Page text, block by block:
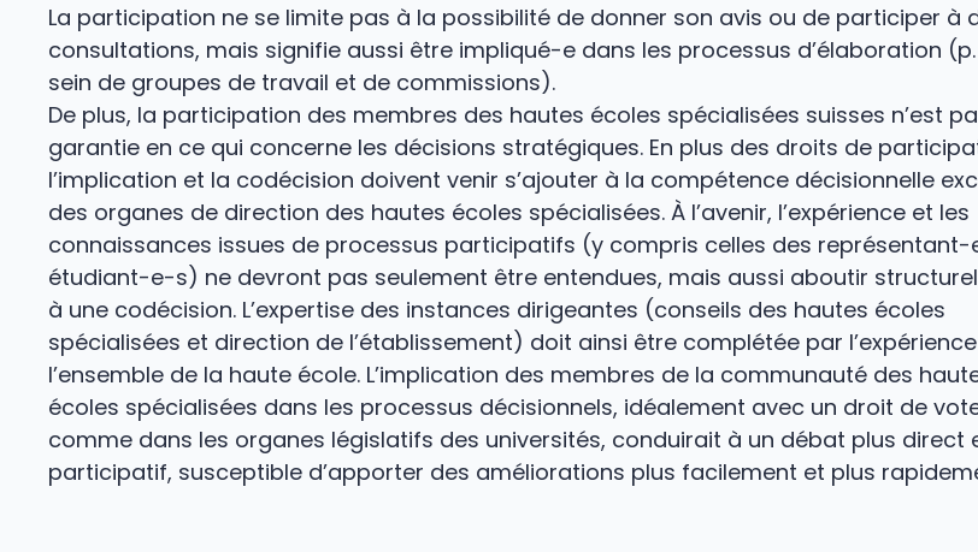
La participation ne se limite pas à la possibilité de donner son avis ou de participer à
consultations, mais signifie aussi être impliqué-e dans les processus d’élaboration (p.
sein de groupes de travail et de commissions).
De plus, la participation des membres des hautes écoles spécialisées suisses n’est
garantie en ce qui concerne les décisions stratégiques. En plus des droits de
l’implication et la codécision doivent venir s’ajouter à la compétence décisionnelle
des organes de direction des hautes écoles spécialisées. À l’avenir, l’expérience et les
connaissances issues de processus participatifs (y compris celles des
étudiant-e-s) ne devront pas seulement être entendues, mais aussi aboutir
à une codécision. L’expertise des instances dirigeantes (conseils des hautes écoles
spécialisées et direction de l’établissement) doit ainsi être complétée par
l’ensemble de la haute école. L’implication des membres de la communauté des
écoles spécialisées dans les processus décisionnels, idéalement avec un droit de
comme dans les organes législatifs des universités, conduirait à un débat plus direct
participatif, susceptible d’apporter des améliorations plus facilement et plus